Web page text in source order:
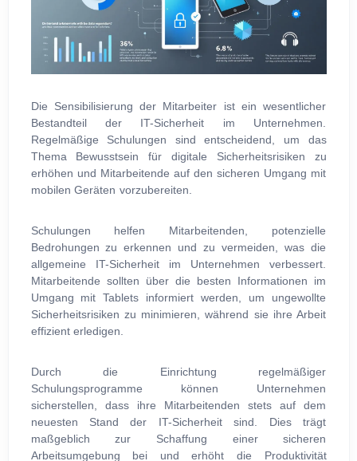
Die Sensibilisierung der Mitarbeiter ist ein wesentlicher
Bestandteil der IT-Sicherheit im Unternehmen.
Regelmäßige Schulungen sind entscheidend, um das
Thema Bewusstsein für digitale Sicherheitsrisiken zu
erhöhen und Mitarbeitende auf den sicheren Umgang mit
mobilen Geräten vorzubereiten.
Schulungen helfen Mitarbeitenden, potenzielle
Bedrohungen zu erkennen und zu vermeiden, was die
allgemeine IT-Sicherheit im Unternehmen verbessert.
Mitarbeitende sollten über die besten Informationen im
Umgang mit Tablets informiert werden, um ungewollte
Sicherheitsrisiken zu minimieren, während sie ihre Arbeit
effizient erledigen.
Durch die Einrichtung regelmäßiger
Schulungsprogramme können Unternehmen
sicherstellen, dass ihre Mitarbeitenden stets auf dem
neuesten Stand der IT-Sicherheit sind. Dies trägt
maßgeblich zur Schaffung einer sicheren
Arbeitsumgebung bei und erhöht die Produktivität